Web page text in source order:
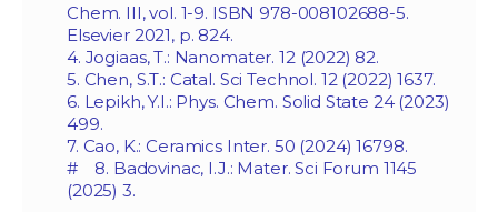
Chem. III, vol. 1-9. ISBN 978-008102688-5.
Elsevier 2021, p. 824.
4. Jogiaas, T.: Nanomater. 12 (2022) 82.
5. Chen, S.T.: Catal. Sci Technol. 12 (2022) 1637.
6. Lepikh, Y.I.: Phys. Chem. Solid State 24 (2023)
499.
7. Cao, K.: Ceramics Inter. 50 (2024) 16798.
# 8. Badovinac, I.J.: Mater. Sci Forum 1145
(2025) 3.